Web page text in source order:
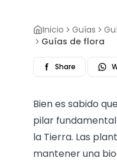
Inicio Guías
Guías de flora
Share
Bien es sabido
pilar
la Tierra. Las
mantener una